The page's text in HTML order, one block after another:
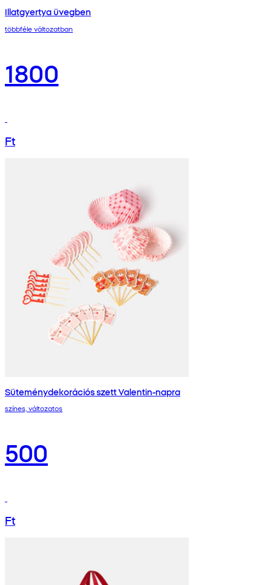
Illatgyertya üvegben
többféle változatban
1800
Ft
Süteménydekorációs szett Valentin-napra
színes, változatos
500
Ft